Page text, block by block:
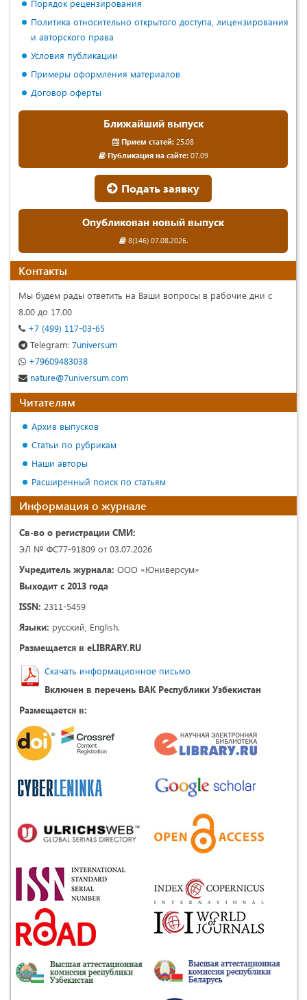
Порядок рецензирования
Политика относительно открытого доступа, лицензирования
и авторского права
Условия публикации
Примеры оформления материалов
Договор оферты
Ближайший выпуск
Прием статей: 25.08
Публикация на сайте:07.09
Подать заявку
Опубликован новый выпуск
8(146) 07.08.2026.
Контакты
Мы будем рады ответить на Ваши вопросы в рабочие дни с
8.00 до 17.00
+7 (499) 117-03-65
Telegram: 7universum
+79609483038
nature@7universum.com
Читателям
Архив выпусков
Статьи по рубрикам
Наши авторы
Расширенный поиск по статьям
Информация о журнале
Св-во о регистрации СМИ:
ЭЛ № ФС77-91809 от 03.07.2026
Учредитель журнала: ООО «Юниверсум»
Выходит с 2013 года
ISSN: 2311-5459
Языки: русский, English.
Размещается в eLIBRARY.RU
Скачать информационное письмо
Включен в перечень ВАК Республики Узбекистан
Размещается в: